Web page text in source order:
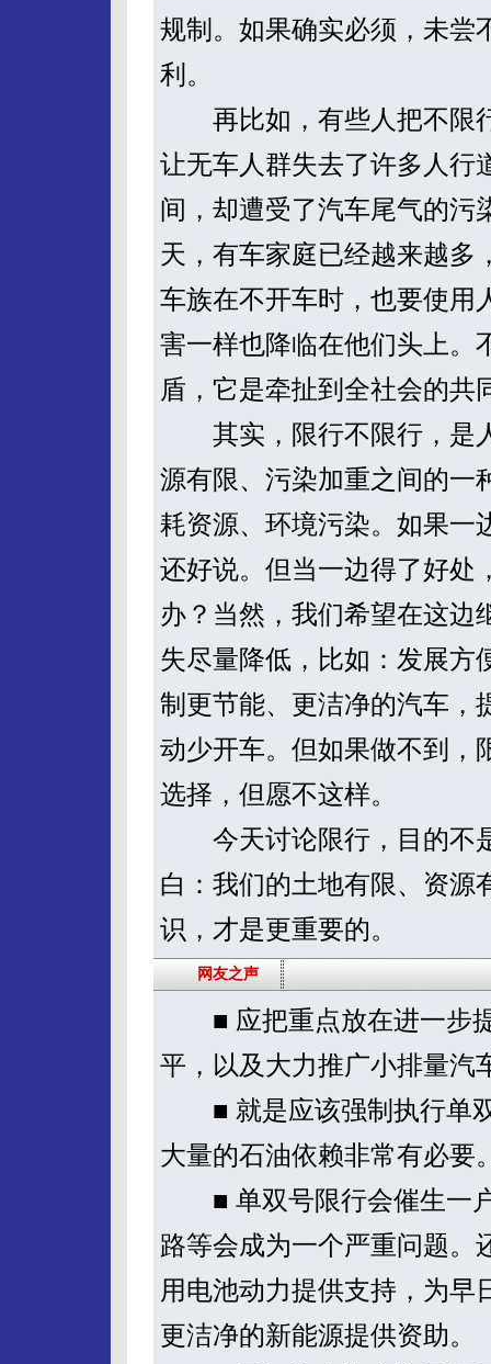
规制。如果确实必须，未尝
利。
再比如，有些人把不限
让无车人群失去了许多人行
间，却遭受了汽车尾气的污
天，有车家庭已经越来越多
车族在不开车时，也要使用
害一样也降临在他们头上。
盾，它是牵扯到全社会的共
其实，限行不限行，是
源有限、污染加重之间的一
耗资源、环境污染。如果一
还好说。但当一边得了好处
办？当然，我们希望在这边
失尽量降低，比如：发展方
制更节能、更洁净的汽车，
动少开车。但如果做不到，
选择，但愿不这样。
今天讨论限行，目的不
白：我们的土地有限、资源
识，才是更重要的。
网友之声
■ 应把重点放在进一步提
平，以及大力推广小排量汽
■ 就是应该强制执行单双
大量的石油依赖非常有必要
■ 单双号限行会催生一户
路等会成为一个严重问题。
用电池动力提供支持，为早
更洁净的新能源提供资助。